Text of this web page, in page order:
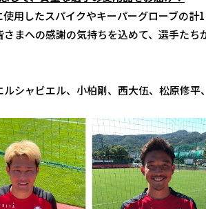
用したスパイクやキーパーグローブの計
まへの感謝の気持ちを込めて、選手たち
シャビエル、小柏剛、西大伍、松原修